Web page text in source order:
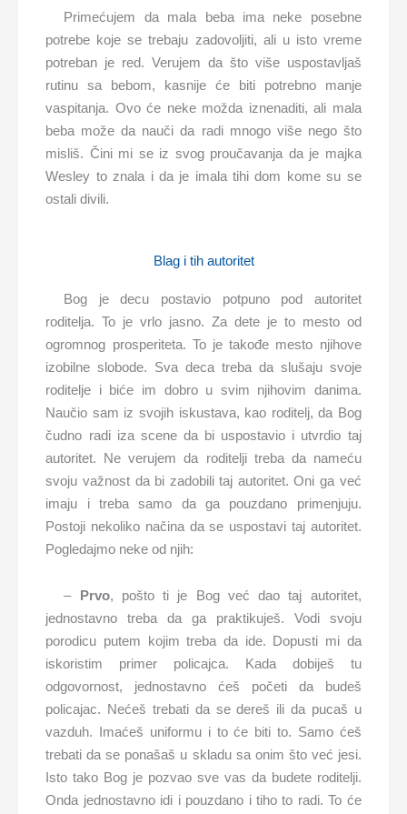
Primećujem da mala beba ima neke posebne
potrebe koje se trebaju zadovoljiti, ali u isto vreme
potreban je red. Verujem da što više uspostavljaš
rutinu sa bebom, kasnije će biti potrebno manje
vaspitanja. Ovo će neke možda iznenaditi, ali mala
beba može da nauči da radi mnogo više nego što
misliš. Čini mi se iz svog proučavanja da je majka
Wesley to znala i da je imala tihi dom kome su se
ostali divili.
Blag i tih autoritet
Bog je decu postavio potpuno pod autoritet
roditelja. To je vrlo jasno. Za dete je to mesto od
ogromnog prosperiteta. To je takođe mesto njihove
izobilne slobode. Sva deca treba da slušaju svoje
roditelje i biće im dobro u svim njihovim danima.
Naučio sam iz svojih iskustava, kao roditelj, da Bog
čudno radi iza scene da bi uspostavio i utvrdio taj
autoritet. Ne verujem da roditelji treba da nameću
svoju važnost da bi zadobili taj autoritet. Oni ga već
imaju i treba samo da ga pouzdano primenjuju.
Postoji nekoliko načina da se uspostavi taj autoritet.
Pogledajmo neke od njih:
– Prvo, pošto ti je Bog već dao taj autoritet,
jednostavno treba da ga praktikuješ. Vodi svoju
porodicu putem kojim treba da ide. Dopusti mi da
iskoristim primer policajca. Kada dobiješ tu
odgovornost, jednostavno ćeš početi da budeš
policajac. Nećeš trebati da se dereš ili da pucaš u
vazduh. Imaćeš uniformu i to će biti to. Samo ćeš
trebati da se ponašaš u skladu sa onim što već jesi.
Isto tako Bog je pozvao sve vas da budete roditelji.
Onda jednostavno idi i pouzdano i tiho to radi. To će